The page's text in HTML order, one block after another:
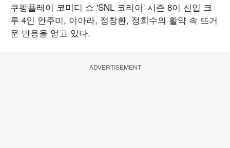
쿠팡플레이 코미디 쇼 'SNL 코리아' 시즌 8이 신입 크
루 4인 안주미, 이아라, 정창환, 정희수의 활약 속 뜨거
운 반응을 얻고 있다.
ADVERTISEMENT